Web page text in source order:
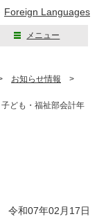
Foreign Languages
メニュー
お知らせ情報 >
ども・福祉部会計年
令和07年02月17日